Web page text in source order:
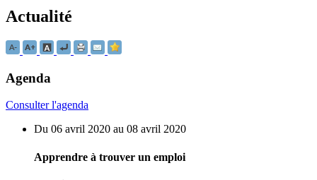
Actualité
Agenda
Consulter l'agenda
Du 06 avril 2020 au 08 avril 2020
Apprendre à trouver un emploi